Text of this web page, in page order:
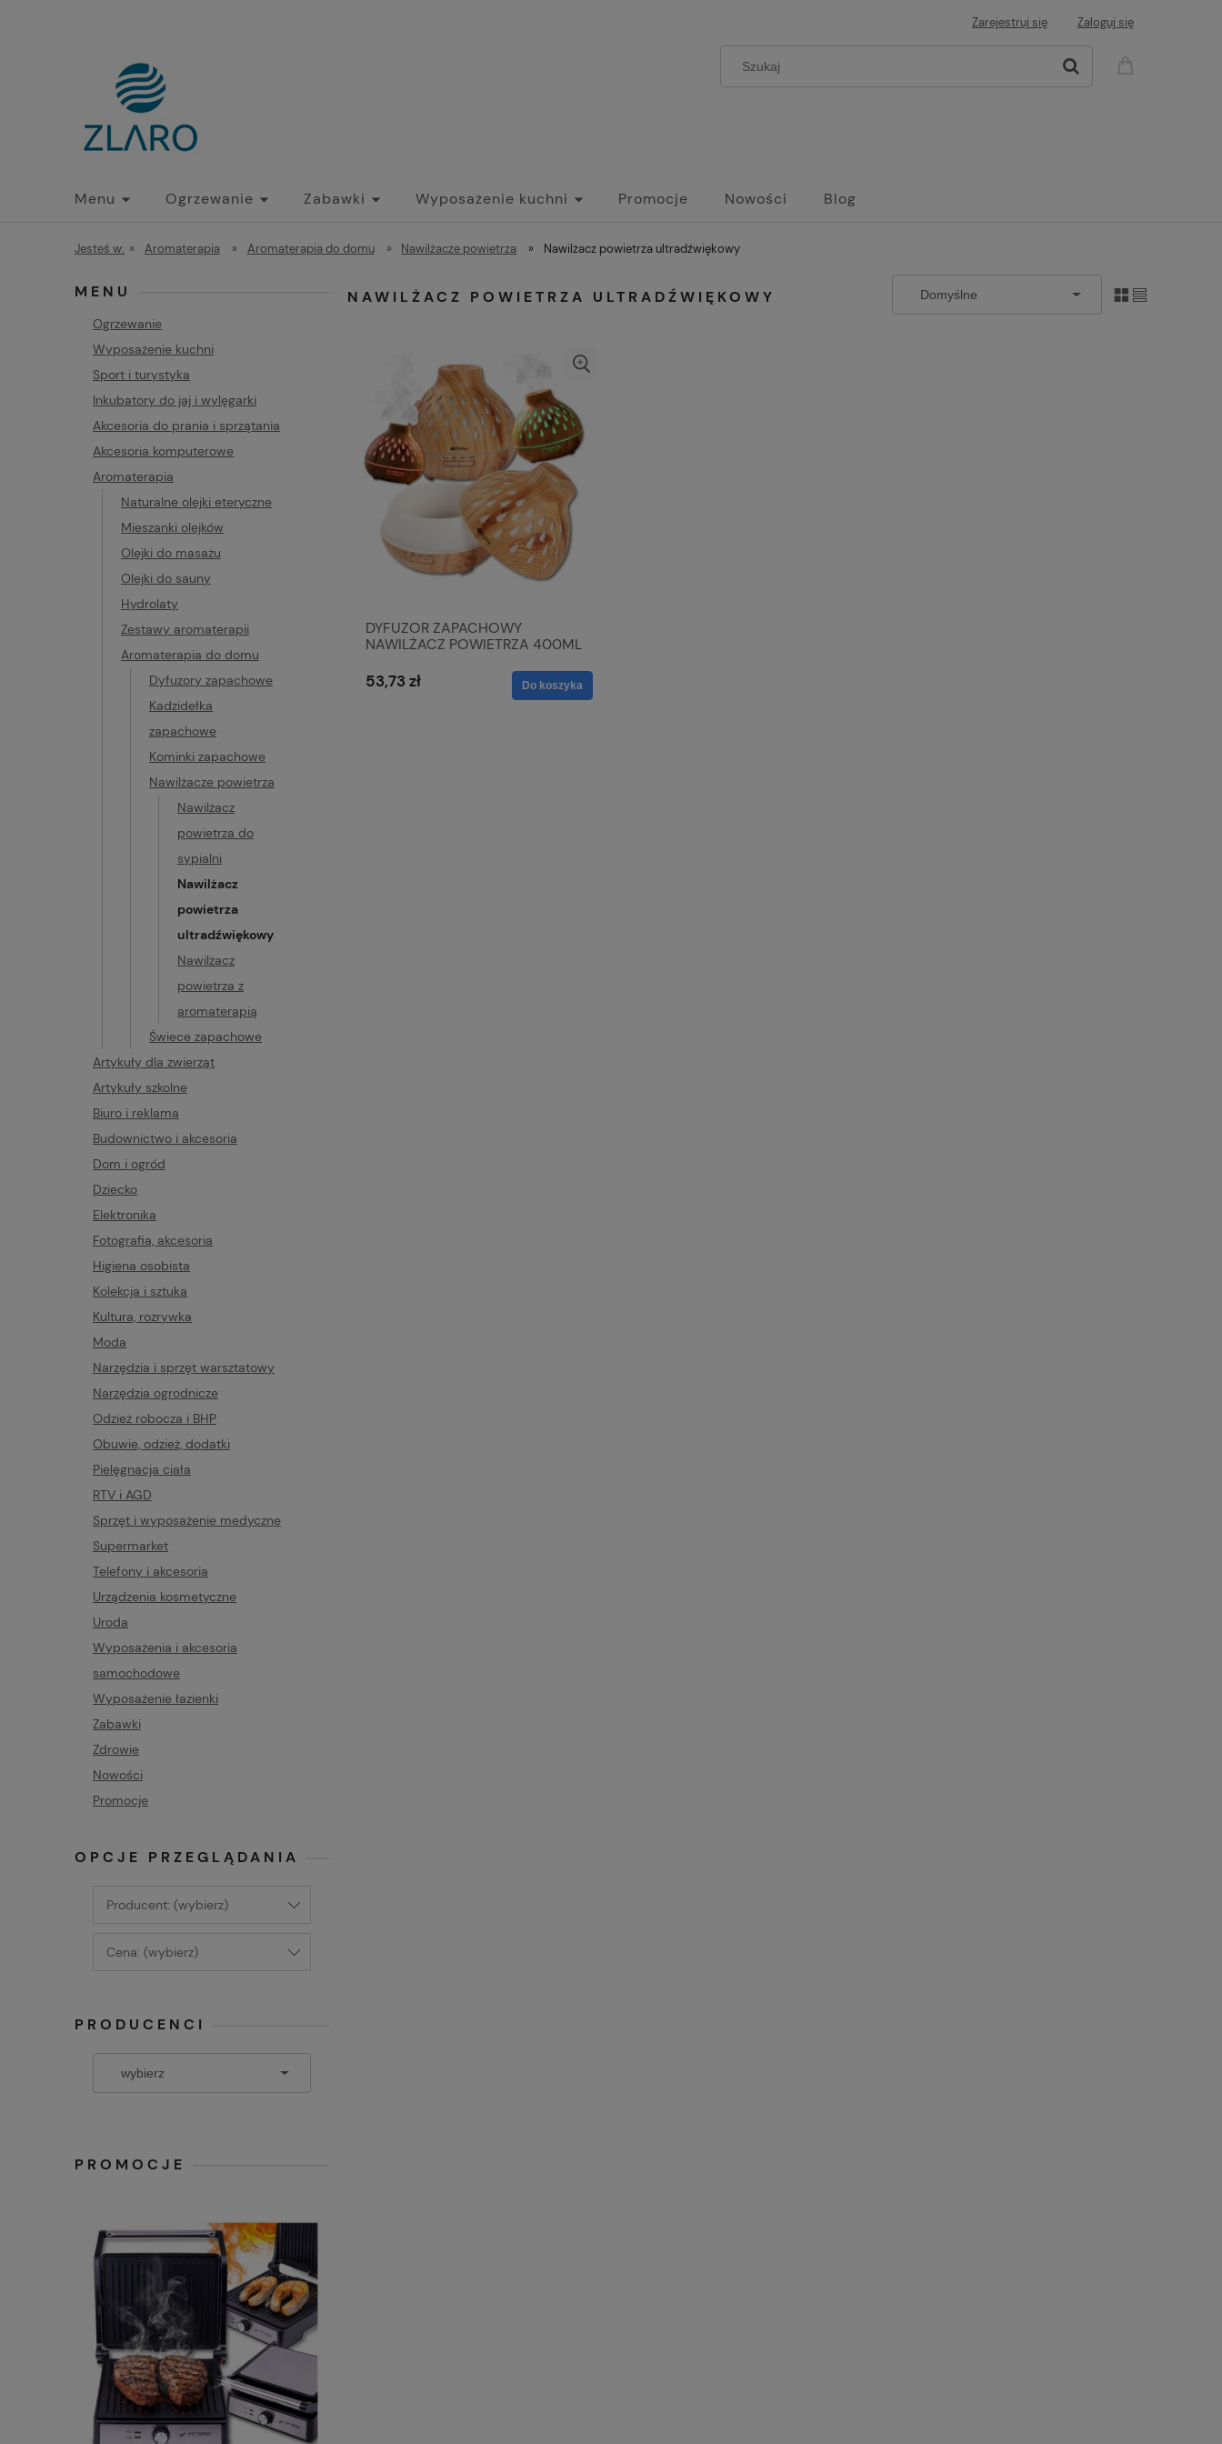
Zarejestruj się Zaloguj się
Menu Ogrzewanie Zabawki Wyposażenie kuchni Promocje Nowości Blog
Jesteś w: » Aromaterapia » Aromaterapia do domu » Nawilżacze powietrza » Nawilżacz powietrza ultradźwiękowy
MENU
Ogrzewanie
Wyposażenie kuchni
Sport i turystyka
Inkubatory do jaj i wylęgarki
Akcesoria do prania i sprzątania
Akcesoria komputerowe
Aromaterapia
Naturalne olejki eteryczne
Mieszanki olejków
Olejki do masażu
Olejki do sauny
Hydrolaty
Zestawy aromaterapii
Aromaterapia do domu
Dyfuzory zapachowe
Kadzidełka
zapachowe
Kominki zapachowe
Nawilżacze powietrza
Nawilżacz
powietrza do
sypialni
Nawilżacz
powietrza
ultradźwiękowy
Nawilżacz
powietrza z
aromaterapią
Świece zapachowe
Artykuły dla zwierząt
Artykuły szkolne
Biuro i reklama
Budownictwo i akcesoria
Dom i ogród
Dziecko
Elektronika
Fotografia, akcesoria
Higiena osobista
Kolekcja i sztuka
Kultura, rozrywka
Moda
Narzędzia i sprzęt warsztatowy
Narzędzia ogrodnicze
Odzież robocza i BHP
Obuwie, odzież, dodatki
Pielęgnacja ciała
RTV i AGD
Sprzęt i wyposażenie medyczne
Supermarket
Telefony i akcesoria
Urządzenia kosmetyczne
Uroda
Wyposażenia i akcesoria
samochodowe
Wyposażenie łazienki
Zabawki
Zdrowie
Nowości
Promocje
OPCJE PRZEGLĄDANIA
Producent: (wybierz)
Cena: (wybierz)
PRODUCENCI
PROMOCJE
NAWILŻACZ POWIETRZA ULTRADŹWIĘKOWY
DYFUZOR ZAPACHOWY
NAWILŻACZ POWIETRZA 400ML
PILOT
53,73 zł Do koszyka